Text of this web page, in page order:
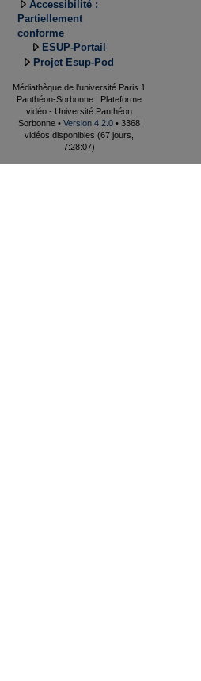
Accessibilité :
Partiellement
conforme
ESUP-Portail
Projet Esup-Pod
Médiathèque de l'université Paris 1
Panthéon-Sorbonne | Plateforme
vidéo - Université Panthéon
Sorbonne • Version 4.2.0 • 3368
vidéos disponibles (67 jours,
7:28:07)